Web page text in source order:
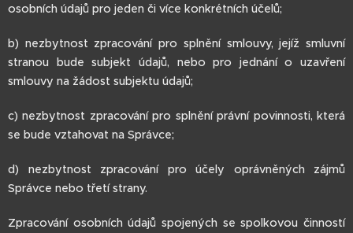
osobních údajů pro jeden či více konkrétních účelů;
b) nezbytnost zpracování pro splnění smlouvy, jejíž smluvní
stranou bude subjekt údajů, nebo pro jednání o uzavření
smlouvy na žádost subjektu údajů;
c) nezbytnost zpracování pro splnění právní povinnosti, která
se bude vztahovat na Správce;
d) nezbytnost zpracování pro účely oprávněných zájmů
Správce nebo třetí strany.
Zpracování osobních údajů spojených se spolkovou činností